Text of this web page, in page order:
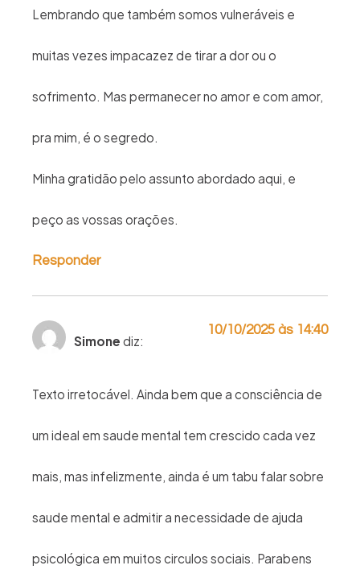
Lembrando que também somos vulneráveis e
muitas vezes impacazez de tirar a dor ou o
sofrimento. Mas permanecer no amor e com amor,
pra mim, é o segredo.
Minha gratidão pelo assunto abordado aqui, e
peço as vossas orações.
Responder
Simone diz:
10/10/2025 às 14:40
Texto irretocável. Ainda bem que a consciência de
um ideal em saude mental tem crescido cada vez
mais, mas infelizmente, ainda é um tabu falar sobre
saude mental e admitir a necessidade de ajuda
psicológica em muitos circulos sociais. Parabens